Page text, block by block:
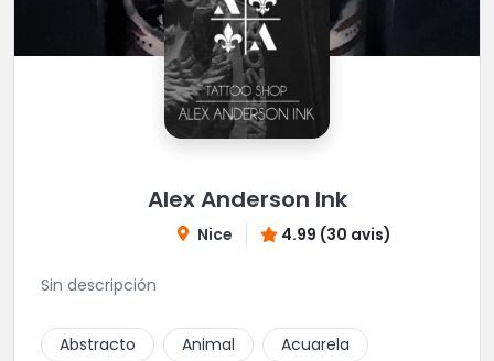
Alex Anderson Ink
Nice 4.99 (30 avis)
Sin descripción
Abstracto Animal
Acuarela